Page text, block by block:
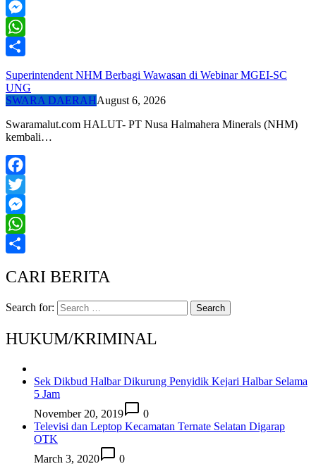
Twitter
Messenger
WhatsApp
Superintendent NHM Berbagi Wawasan di Webinar MGEI-SC
UNG
SWARA DAERAHAugust 6, 2026
Swaramalut.com HALUT- PT Nusa Halmahera Minerals (NHM)
kembali…
Facebook
Twitter
Messenger
WhatsApp
CARI BERITA
Search for:
HUKUM/KRIMINAL
Sek Dikbud Halbar Dikurung Penyidik Kejari Halbar Selama
5 Jam
November 20, 2019
0
Televisi dan Leptop Kecamatan Ternate Selatan Digarap
OTK
March 3, 2020
0